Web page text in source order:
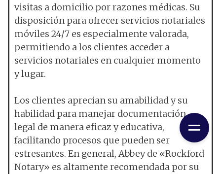
visitas a domicilio por razones médicas. Su
disposición para ofrecer servicios notariales
móviles 24/7 es especialmente valorada,
permitiendo a los clientes acceder a
servicios notariales en cualquier momento
y lugar.
Los clientes aprecian su amabilidad y su
habilidad para manejar documentación
legal de manera eficaz y educativa,
facilitando procesos que pueden ser
estresantes. En general, Abbey de «Rockford
Notary» es altamente recomendada por su